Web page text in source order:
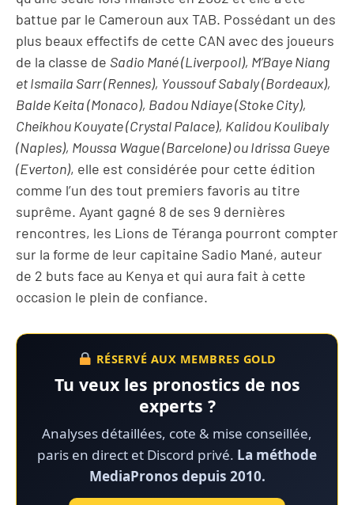
battue par le Cameroun aux TAB. Possédant un des
plus beaux effectifs de cette CAN avec des joueurs
de la classe de Sadio Mané (Liverpool), M’Baye Niang
et Ismaila Sarr (Rennes), Youssouf Sabaly (Bordeaux),
Balde Keita (Monaco), Badou Ndiaye (Stoke City),
Cheikhou Kouyate (Crystal Palace), Kalidou Koulibaly
(Naples), Moussa Wague (Barcelone) ou Idrissa Gueye
(Everton), elle est considérée pour cette édition
comme l’un des tout premiers favoris au titre
suprême. Ayant gagné 8 de ses 9 dernières
rencontres, les Lions de Téranga pourront compter
sur la forme de leur capitaine Sadio Mané, auteur
de 2 buts face au Kenya et qui aura fait à cette
occasion le plein de confiance.
RÉSERVÉ AUX MEMBRES GOLD
Tu veux les pronostics de nos
experts ?
Analyses détaillées, cote & mise conseillée,
paris en direct et Discord privé. La méthode
MediaPronos depuis 2010.